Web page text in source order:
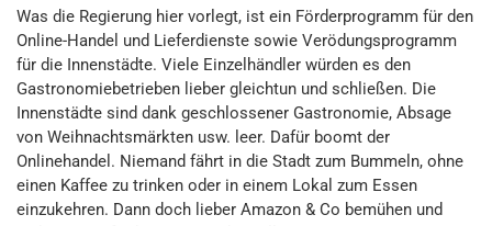
Was die Regierung hier vorlegt, ist ein Förderprogramm für den
Online-Handel und Lieferdienste sowie Verödungsprogramm
für die Innenstädte. Viele Einzelhändler würden es den
Gastronomiebetrieben lieber gleichtun und schließen. Die
Innenstädte sind dank geschlossener Gastronomie, Absage
von Weihnachtsmärkten usw. leer. Dafür boomt der
Onlinehandel. Niemand fährt in die Stadt zum Bummeln, ohne
einen Kaffee zu trinken oder in einem Lokal zum Essen
einzukehren. Dann doch lieber Amazon & Co bemühen und